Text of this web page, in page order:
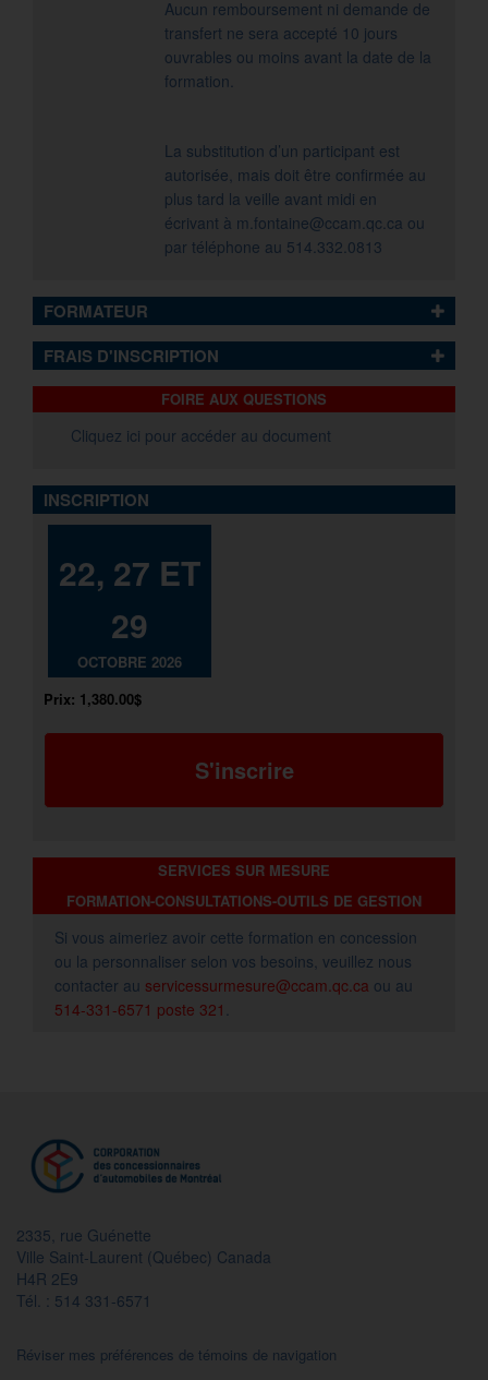
Aucun remboursement ni demande de
transfert ne sera accepté 10 jours
ouvrables ou moins avant la date de la
formation.
La substitution d’un participant est
autorisée, mais doit être confirmée au
plus tard la veille avant midi en
écrivant à m.fontaine@ccam.qc.ca ou
par téléphone au 514.332.0813
FORMATEUR
FRAIS D'INSCRIPTION
FOIRE AUX QUESTIONS
Cliquez ici pour accéder au document
INSCRIPTION
22, 27 ET
29
OCTOBRE 2026
Prix: 1,380.00$
S'inscrire
SERVICES SUR MESURE
FORMATION-CONSULTATIONS-OUTILS DE GESTION
Si vous aimeriez avoir cette formation en concession
ou la personnaliser selon vos besoins, veuillez nous
contacter au servicessurmesure@ccam.qc.ca ou au
514-331-6571 poste 321 .
2335, rue Guénette
Ville Saint-Laurent (Québec) Canada
H4R 2E9
Tél. : 514 331-6571
Réviser mes préférences de témoins de navigation